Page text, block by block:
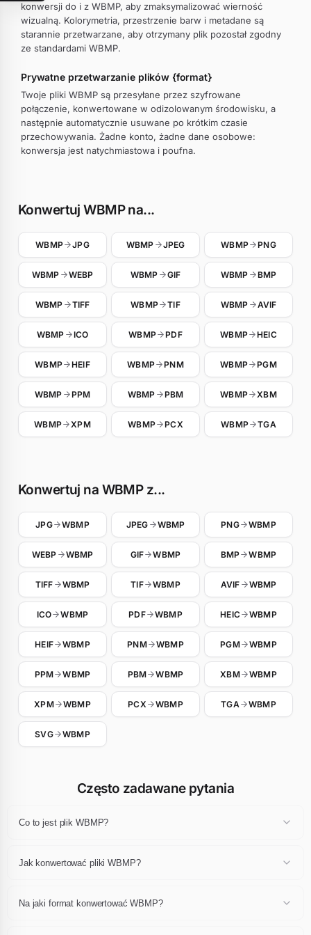
konwersji do i z WBMP, aby zmaksymalizować wierność
wizualną. Kolorymetria, przestrzenie barw i metadane są
starannie przetwarzane, aby otrzymany plik pozostał zgodny
ze standardami WBMP.
Prywatne przetwarzanie plików {format}
Twoje pliki WBMP są przesyłane przez szyfrowane
połączenie, konwertowane w odizolowanym środowisku, a
następnie automatycznie usuwane po krótkim czasie
przechowywania. Żadne konto, żadne dane osobowe:
konwersja jest natychmiastowa i poufna.
Konwertuj WBMP na...
WBMP JPG WBMP JPEG WBMP PNG
WBMP WEBP WBMP GIF WBMP BMP
WBMP TIFF WBMP TIF WBMP AVIF
WBMP ICO WBMP PDF WBMP HEIC
WBMP HEIF WBMP PNM WBMP PGM
WBMP PPM WBMP PBM WBMP XBM
WBMP XPM WBMP PCX WBMP TGA
Konwertuj na WBMP z...
JPG WBMP JPEG WBMP PNG WBMP
WEBP WBMP GIF WBMP BMP WBMP
TIFF WBMP TIF WBMP AVIF WBMP
ICO WBMP PDF WBMP HEIC WBMP
HEIF WBMP PNM WBMP PGM WBMP
PPM WBMP PBM WBMP XBM WBMP
XPM WBMP PCX WBMP TGA WBMP
SVG WBMP
Często zadawane pytania
Co to jest plik WBMP?
Każdy format ma swoje mocne strony w zakresie kompresji,
lub druku.
Jak konwertować pliki WBMP?
format wyjściowy i uruchom konwersję. Otrzymasz swoje
Na jaki format konwertować WBMP?